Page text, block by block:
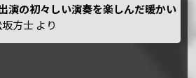
演の初々しい演奏を楽しんだ暖かい
方士 より